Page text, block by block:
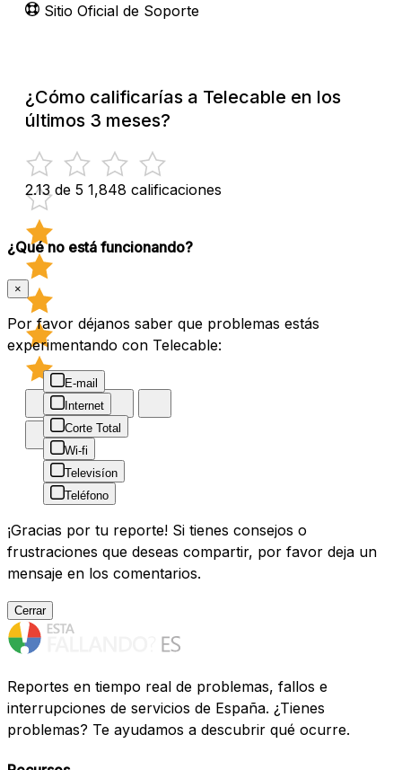
Sitio Oficial de Soporte
¿Cómo calificarías a Telecable en los
últimos 3 meses?
2.13 de 5 1,848 calificaciones
¿Qué no está funcionando?
×
Por favor déjanos saber que problemas estás
experimentando con Telecable:
E-mail
Internet
Corte Total
Wi-fi
Televisíon
Teléfono
¡Gracias por tu reporte! Si tienes consejos o
frustraciones que deseas compartir, por favor deja un
mensaje en los comentarios.
Cerrar
Reportes en tiempo real de problemas, fallos e
interrupciones de servicios de España. ¿Tienes
problemas? Te ayudamos a descubrir qué ocurre.